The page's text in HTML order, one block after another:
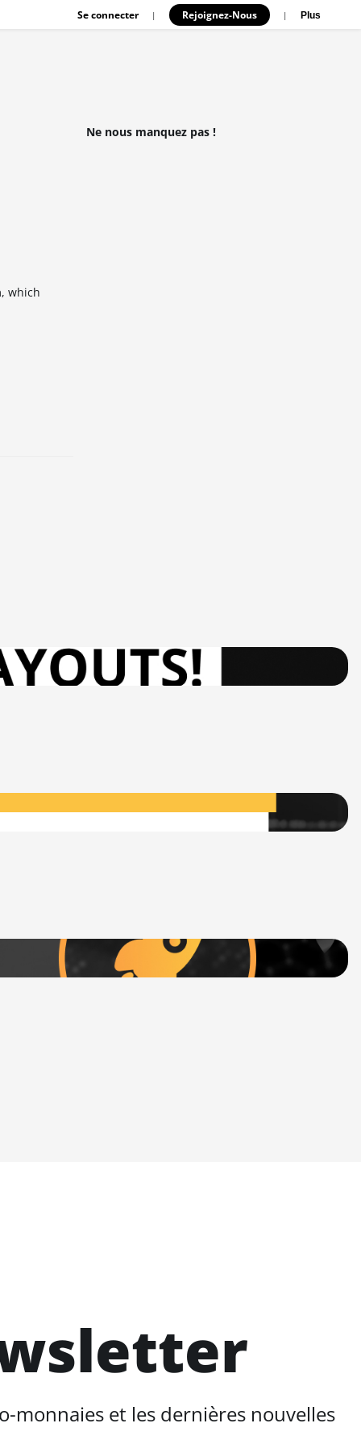
Se connecter | Rejoignez-Nous | Plus
which
Ne nous manquez pas !
monnaies et les dernières nouvelles